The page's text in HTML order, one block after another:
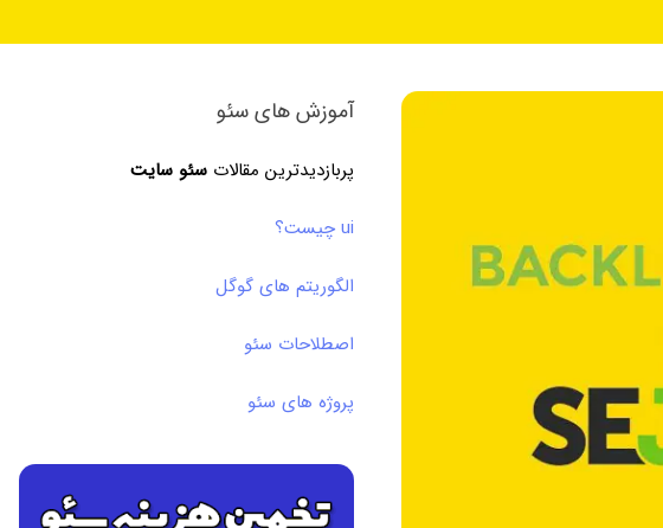
آموزش های سئو
پربازدیدترین مقالاتسئو سایت
ui چیست؟
الگوریتم های گوگل
اصطلاحات سئو
پروژه های سئو